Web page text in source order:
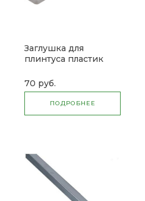
Заглушка для
плинтуса пластик
(3м)
70 руб.
ПОДРОБНЕЕ